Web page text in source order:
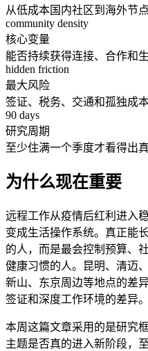
从低成本国内社区到海外节
community density
核心变量
能否持续获得连接、合作和
hidden friction
最大风险
签证、税务、交通和孤独成
90 days
研究周期
至少住满一个季度才看得出
为什么现在重要
远程工作从疫情后红利进入
变成生活操作系统。真正能
的人，而是最会控制预算、
健康习惯的人。昆明、清迈
新山、东京周边等地点的差
签证和深度工作环境的差异。
本周这篇文章采用的是研究
主题是否真的进入新阶段，